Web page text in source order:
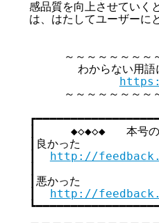
感品質を向上させていく
は、はたしてユーザーに
～～～～～～～～
わからない用語
～～～～～～～～
┃     ◆◇◆◇◆   本号の
┃良かった
http://
┃悪かった
http://